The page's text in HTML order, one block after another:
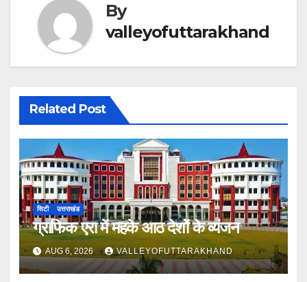
By
valleyofuttarakhand
Related Post
सिटी उत्तराखंड
ग्राफिक एरा में महके आठ देशों के व्यंजन
AUG 6, 2026 VALLEYOFUTTARAKHAND